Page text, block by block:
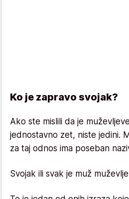
Ko je zapravo svojak?
Ako ste mislili da je
jednostavno zet, niste jedini.
za taj odnos ima poseban
Svojak ili svak je muž